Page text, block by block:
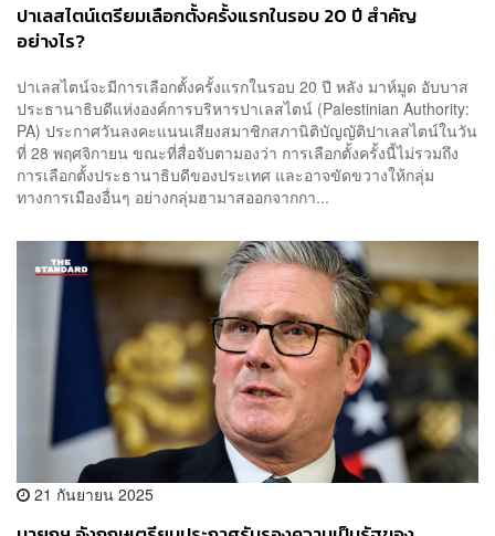
ปาเลสไตน์เตรียมเลือกตั้งครั้งแรกในรอบ 20 ปี สำคัญ
อย่างไร?
ปาเลสไตน์จะมีการเลือกตั้งครั้งแรกในรอบ 20 ปี หลัง มาห์มูด อับบาส
ประธานาธิบดีแห่งองค์การบริหารปาเลสไตน์ (Palestinian Authority:
PA) ประกาศวันลงคะแนนเสียงสมาชิกสภานิติบัญญัติปาเลสไตน์ในวัน
ที่ 28 พฤศจิกายน ขณะที่สื่อจับตามองว่า การเลือกตั้งครั้งนี้ไม่รวมถึง
การเลือกตั้งประธานาธิบดีของประเทศ และอาจขัดขวางให้กลุ่ม
ทางการเมืองอื่นๆ อย่างกลุ่มฮามาสออกจากกา...
21 กันยายน 2025